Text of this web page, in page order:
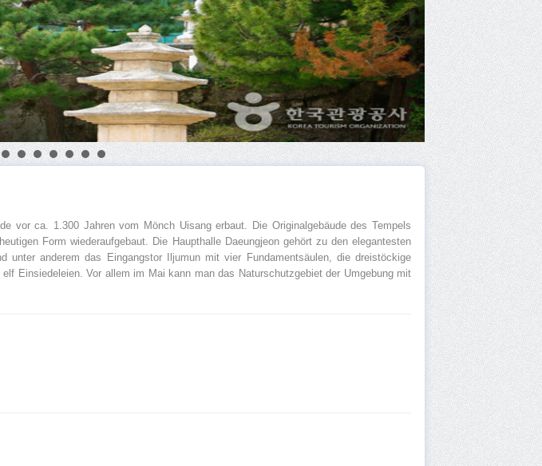
vor ca. 1.300 Jahren vom Mönch Uisang erbaut. Die Originalgebäude des Tempels
Form wiederaufgebaut. Die Haupthalle Daeungjeon gehört zu den elegantesten
unter anderem das Eingangstor Iljumun mit vier Fundamentsäulen, die dreistöckige
Einsiedeleien. Vor allem im Mai kann man das Naturschutzgebiet der Umgebung mit